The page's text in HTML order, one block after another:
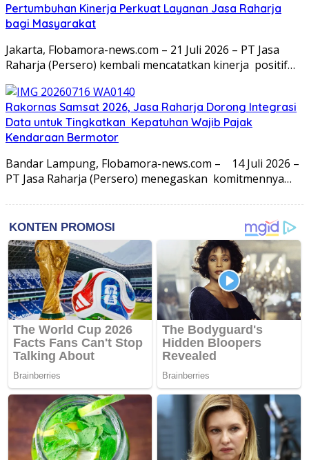
Pertumbuhan Kinerja Perkuat Layanan Jasa Raharja
bagi Masyarakat
Jakarta, Flobamora-news.com – 21 Juli 2026 – PT Jasa
Raharja (Persero) kembali mencatatkan kinerja positif…
Rakornas Samsat 2026, Jasa Raharja Dorong Integrasi
Data untuk Tingkatkan Kepatuhan Wajib Pajak
Kendaraan Bermotor
Bandar Lampung, Flobamora-news.com – 14 Juli 2026 –
PT Jasa Raharja (Persero) menegaskan komitmennya…